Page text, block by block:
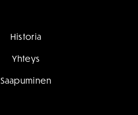
Historia
Yhteys
Saapuminen